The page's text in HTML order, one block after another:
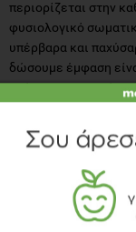
περιορίζεται στην
φυσιολογικό
υπέρβαρα και
δώσουμε έμφαση
πρέπει να
το άτομο θα πρέπει
μονοακόρεστα και
είναι 4/1 και όχι
Δυτικού κόσμου.
καταναλωτές είναι
προσεχτικά ώστε να
να επιλέγουν αυτά